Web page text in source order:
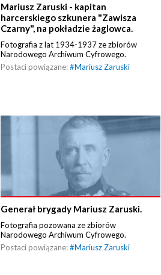
Mariusz Zaruski - kapitan
harcerskiego szkunera "Zawisza
Czarny", na pokładzie żaglowca.
Fotografia z lat 1934-1937 ze zbiorów
Narodowego Archiwum Cyfrowego.
Postaci powiązane:#Mariusz Zaruski
Generał brygady Mariusz Zaruski.
Fotografia pozowana ze zbiorów
Narodowego Archiwum Cyfrowego.
Postaci powiązane:#Mariusz Zaruski